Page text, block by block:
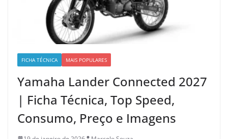
FICHA TÉCNICA MAIS POPULARES
Yamaha Lander Connected 2027
| Ficha Técnica, Top Speed,
Consumo, Preço e Imagens